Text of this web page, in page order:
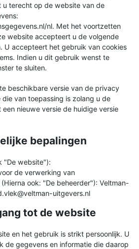
u terecht op de website van de
nl. Met het voortzetten
website accepteert u de volgende
U accepteert het gebruik van cookies
Indien u dit gebruik wenst te
te sluiten.
beschikbare versie van de privacy
van toepassing is zolang u de
nieuwe versie de huidige versie
bepalingen
"De website"):
de verwerking van
ook: "De beheerder"): Veltman-
uitgevers.nl
tot de website
en het gebruik is strikt persoonlijk. U
de gegevens en informatie die daarop